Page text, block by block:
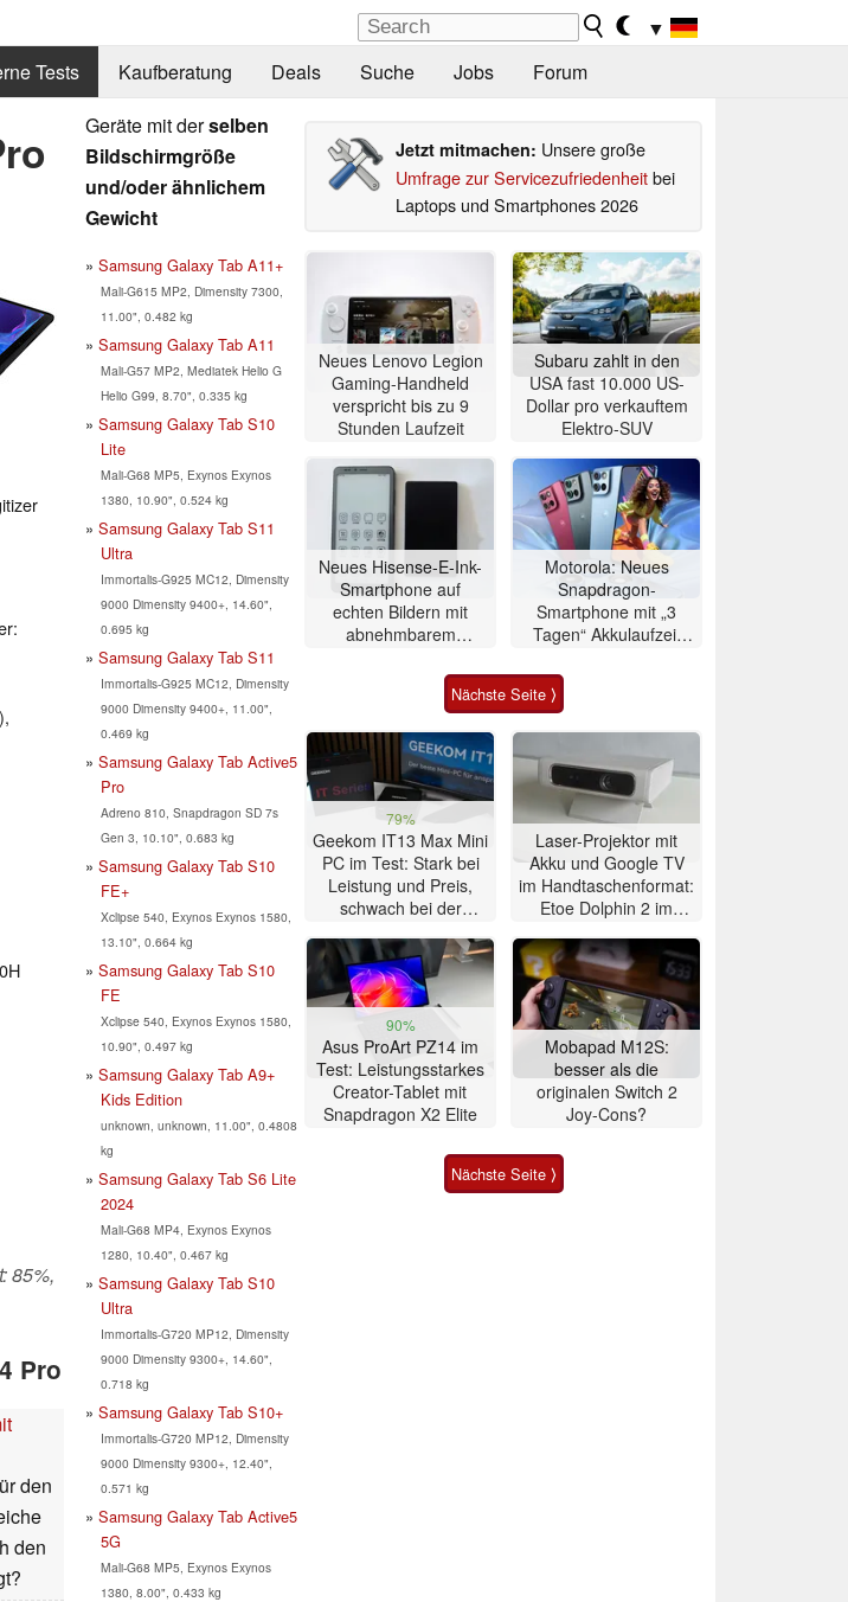
▼
Tests Kaufberatung Deals Suche Jobs Forum
85%,
Pro
den
den
Geräte mit derselben
Bildschirmgröße
und/oder ähnlichem
Gewicht
Samsung Galaxy Tab A11+
Mali-G615 MP2, Dimensity 7300,
11.00", 0.482 kg
Samsung Galaxy Tab A11
Mali-G57 MP2, Mediatek Helio G
Helio G99, 8.70", 0.335 kg
Samsung Galaxy Tab S10
Lite
Mali-G68 MP5, Exynos Exynos
1380, 10.90", 0.524 kg
Samsung Galaxy Tab S11
Ultra
Immortalis-G925 MC12, Dimensity
9000 Dimensity 9400+, 14.60",
0.695 kg
Samsung Galaxy Tab S11
Immortalis-G925 MC12, Dimensity
9000 Dimensity 9400+, 11.00",
0.469 kg
Samsung Galaxy Tab Active5
Pro
Adreno 810, Snapdragon SD 7s
Gen 3, 10.10", 0.683 kg
Samsung Galaxy Tab S10
FE+
Xclipse 540, Exynos Exynos 1580,
13.10", 0.664 kg
Samsung Galaxy Tab S10
FE
Xclipse 540, Exynos Exynos 1580,
10.90", 0.497 kg
Samsung Galaxy Tab A9+
Kids Edition
unknown, unknown, 11.00", 0.4808
kg
Samsung Galaxy Tab S6 Lite
2024
Mali-G68 MP4, Exynos Exynos
1280, 10.40", 0.467 kg
Samsung Galaxy Tab S10
Ultra
Immortalis-G720 MP12, Dimensity
9000 Dimensity 9300+, 14.60",
0.718 kg
Samsung Galaxy Tab S10+
Immortalis-G720 MP12, Dimensity
9000 Dimensity 9300+, 12.40",
0.571 kg
Samsung Galaxy Tab Active5
5G
Mali-G68 MP5, Exynos Exynos
1380, 8.00", 0.433 kg
Jetzt mitmachen: Unsere große
Umfrage zur Servicezufriedenheitbei
Laptops und Smartphones 2026
Neues Lenovo Legion
Gaming-Handheld
verspricht bis zu 9
Stunden Laufzeit
Subaru zahlt in den
USA fast 10.000 US-
Dollar pro verkauftem
Elektro-SUV
Neues Hisense-E-Ink-
Smartphone auf
echten Bildern mit
abnehmbarem
Motorola: Neues
Snapdragon-
Smartphone mit „3
Tagen“ Akkulaufzeit
Nächste Seite ⟩
79%
Geekom IT13 Max Mini
PC im Test: Stark bei
Leistung und Preis,
schwach bei der
Laser-Projektor mit
Akku und Google TV
im Handtaschenformat:
Etoe Dolphin 2 im
90%
Asus ProArt PZ14 im
Test: Leistungsstarkes
Creator-Tablet mit
Snapdragon X2 Elite
Mobapad M12S:
besser als die
originalen Switch 2
Joy-Cons?
Nächste Seite ⟩